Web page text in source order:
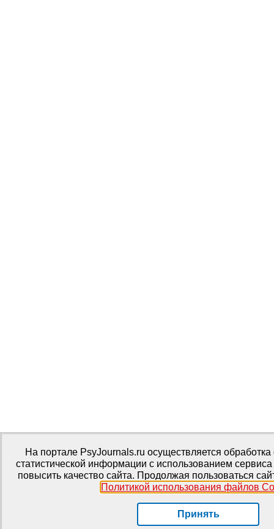
На портале PsyJournals.ru осуществляется
статистической информации с использованием
повысить качество сайта. Продолжая пользоваться
Политикой использования файлов
Принять